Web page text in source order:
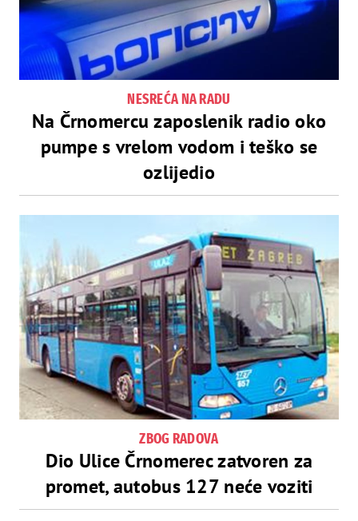
NESREĆA NA RADU
Na Črnomercu zaposlenik radio oko
pumpe s vrelom vodom i teško se
ozlijedio
ZBOG RADOVA
Dio Ulice Črnomerec zatvoren za
promet, autobus 127 neće voziti